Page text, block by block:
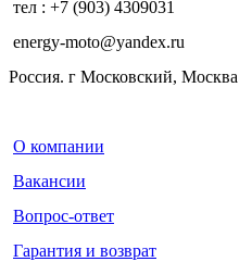
тел : +7 (903) 4309031
energy-moto@yandex.ru
Россия. г Московский, Москва
О компании
Вакансии
Вопрос-ответ
Гарантия и возврат